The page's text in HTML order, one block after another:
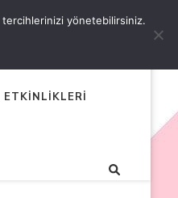
ETKİNLİKLERİ
tercihlerinizi yönetebilirsiniz.